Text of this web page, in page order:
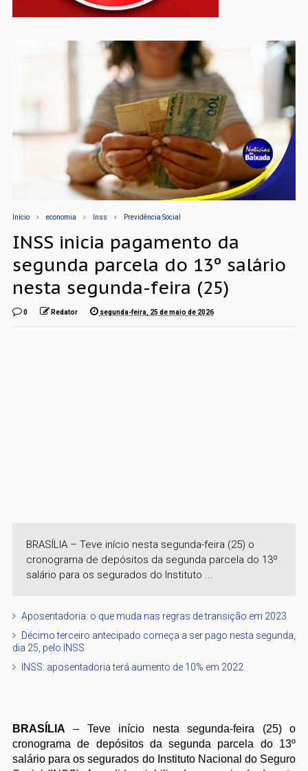
Início economia Inss Previdência Social
INSS inicia pagamento da
segunda parcela do 13º salário
nesta segunda-feira (25)
0 Redator segunda-feira, 25 de maio de 2026
BRASÍLIA – Teve início nesta segunda-feira (25) o
cronograma de depósitos da segunda parcela do 13º
salário para os segurados do Instituto ...
Aposentadoria: o que muda nas regras de transição em 2023
Décimo terceiro antecipado começa a ser pago nesta segunda,
dia 25, pelo INSS
INSS: aposentadoria terá aumento de 10% em 2022
BRASÍLIA – Teve início nesta segunda-feira (25) o
cronograma de depósitos da segunda parcela do 13º
salário para os segurados do Instituto Nacional do Seguro